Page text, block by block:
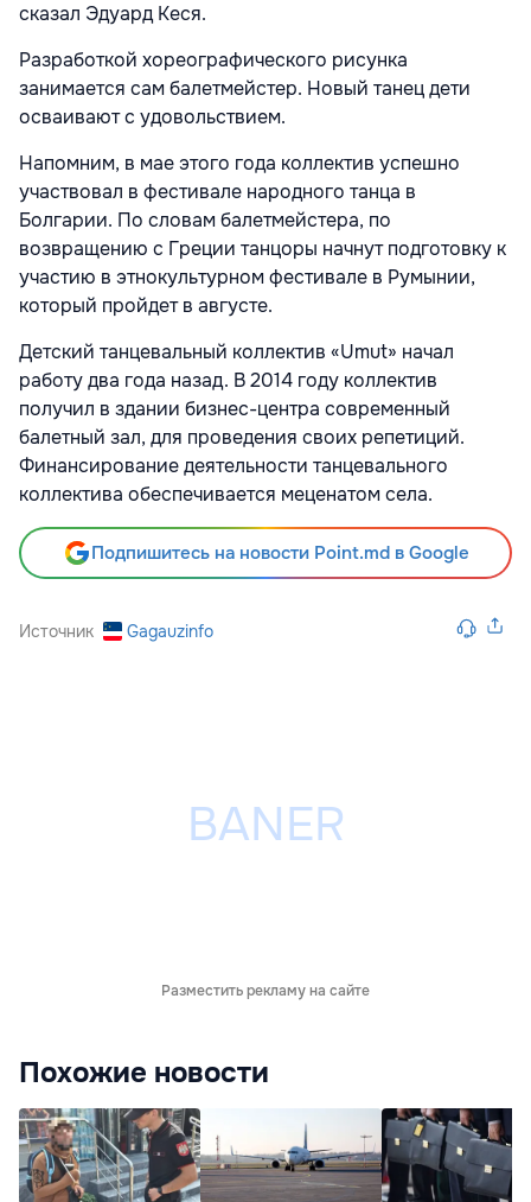
сказал Эдуард Кеся.
Разработкой хореографического рисунка
занимается сам балетмейстер. Новый танец дети
осваивают с удовольствием.
Напомним, в мае этого года коллектив успешно
участвовал в фестивале народного танца в
Болгарии. По словам балетмейстера, по
возвращению с Греции танцоры начнут подготовку к
участию в этнокультурном фестивале в Румынии,
который пройдет в августе.
Детский танцевальный коллектив «Umut» начал
работу два года назад. В 2014 году коллектив
получил в здании бизнес-центра современный
балетный зал, для проведения своих репетиций.
Финансирование деятельности танцевального
коллектива обеспечивается меценатом села.
Подпишитесь на новости Point.md в Google
Источник Gagauzinfo
Разместить рекламу на сайте
Похожие новости